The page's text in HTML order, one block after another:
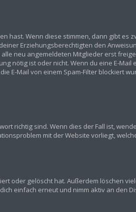
hast. Wenn diese stimmen, dann gibt es
Erziehungsberechtigten den
neu angemeldeten Mitglieder erst
nötig ist oder nicht. Wenn du eine E-
Mail von einem Spam-Filter blockiert
richtig sind. Wenn dies der Fall ist,
mit der Website vorliegt,
oder gelöscht hat. Außerdem löschen
einfach erneut und nimm aktiv an den